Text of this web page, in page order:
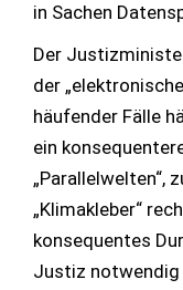
in Sachen
Der
der
häufender Fälle
ein
„Parallelwelten“,
„Klimakleber“
konsequentes
Justiz notwendig